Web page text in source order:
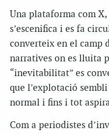
Una plataforma com X,
s’escenifica i es fa
converteix en el camp
narratives on es lluita
“inevitabilitat” es
que l’explotació
normal i fins i tot
Com a periodistes